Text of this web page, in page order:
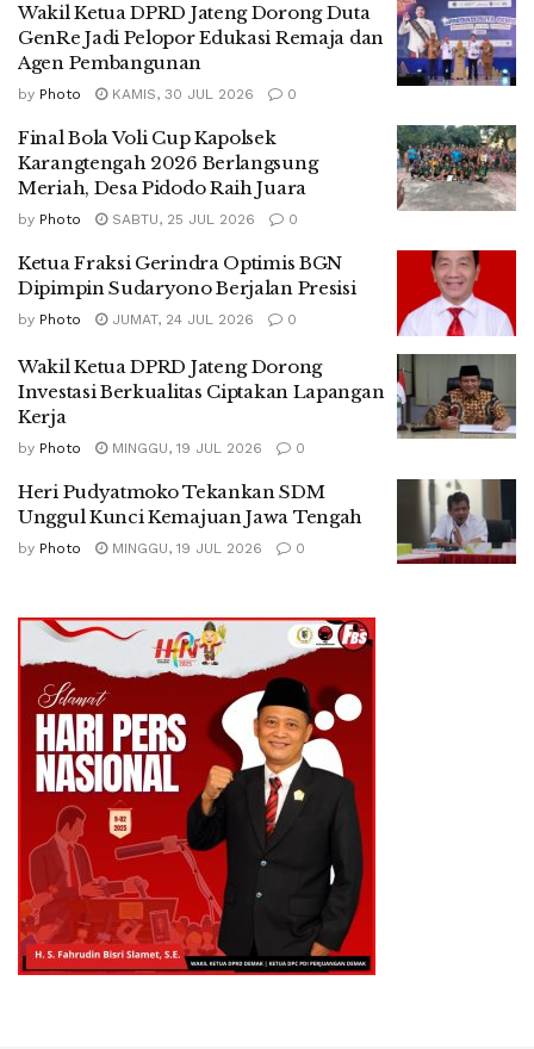
Wakil Ketua DPRD Jateng Dorong Duta
GenRe Jadi Pelopor Edukasi Remaja dan
Agen Pembangunan
by Photo KAMIS, 30 JUL 2026 0
Final Bola Voli Cup Kapolsek
Karangtengah 2026 Berlangsung
Meriah, Desa Pidodo Raih Juara
by Photo SABTU, 25 JUL 2026 0
Ketua Fraksi Gerindra Optimis BGN
Dipimpin Sudaryono Berjalan Presisi
by Photo JUMAT, 24 JUL 2026 0
Wakil Ketua DPRD Jateng Dorong
Investasi Berkualitas Ciptakan Lapangan
Kerja
by Photo MINGGU, 19 JUL 2026 0
Heri Pudyatmoko Tekankan SDM
Unggul Kunci Kemajuan Jawa Tengah
by Photo MINGGU, 19 JUL 2026 0